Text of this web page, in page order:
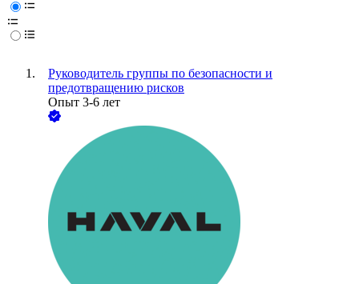
Руководитель группы по безопасности и
предотвращению рисков
Опыт 3-6 лет